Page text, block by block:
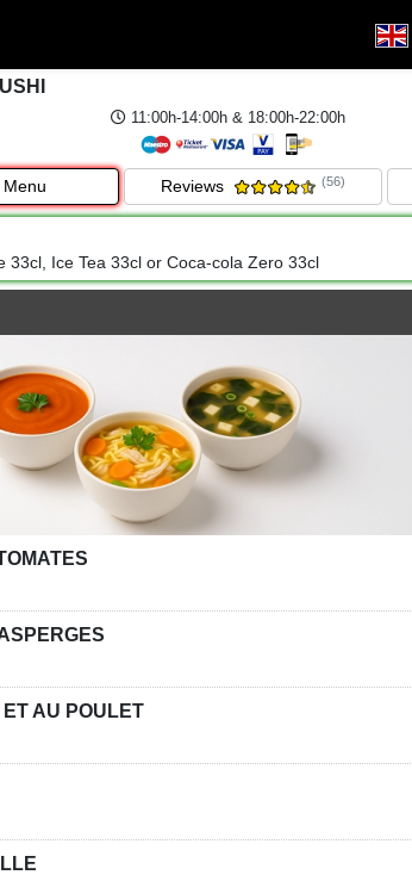
11:00h-14:00h & 18:00h-22:00h
Menu Reviews (56)
33cl, Ice Tea 33cl or Coca-cola Zero 33cl
AU POULET